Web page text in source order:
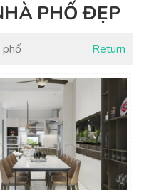
PHỐ ĐẸP
Return